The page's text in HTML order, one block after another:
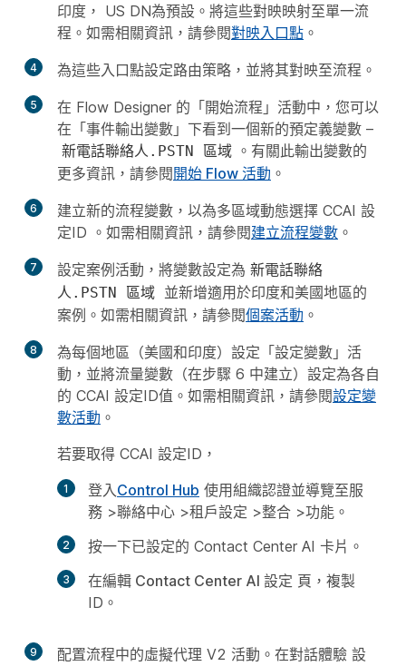
印度， US DN為預設。將這些對映映射至單一流
程。如需相關資訊，請參閱對映入口點 。
4 為這些入口點設定路由策略，並將其對映至流程。
5
在 Flow Designer 的「開始流程」活動中，您可以
在「事件輸出變數」下看到一個新的預定義變數 –
新電話聯絡人.PSTN 區域 。有關此輸出變數的
更多資訊，請參閱 開始 Flow 活動 。
6
建立新的流程變數，以為多區域動態選擇 CCAI 設
定ID 。如需相關資訊，請參閱建立流程變數 。
7 設定案例活動，將變數設定為 新電話聯絡
人.PSTN 區域 並新增適用於印度和美國地區的
案例。如需相關資訊，請參閱個案活動 。
8
為每個地區（美國和印度）設定「設定變數」活
動，並將流量變數（在步驟 6 中建立）設定為各自
的 CCAI 設定ID值。如需相關資訊，請參閱設定變
數活動 。
若要取得 CCAI 設定ID，
登入Control Hub 使用組織認證並導覽至服
務 >聯絡中心 >租戶設定 >整合 >功能 。
按一下已設定的 Contact Center AI 卡片。
在編輯 Contact Center AI 設定 頁，複製
ID。
9 配置流程中的虛擬代理 V2 活動。在對話體驗 設